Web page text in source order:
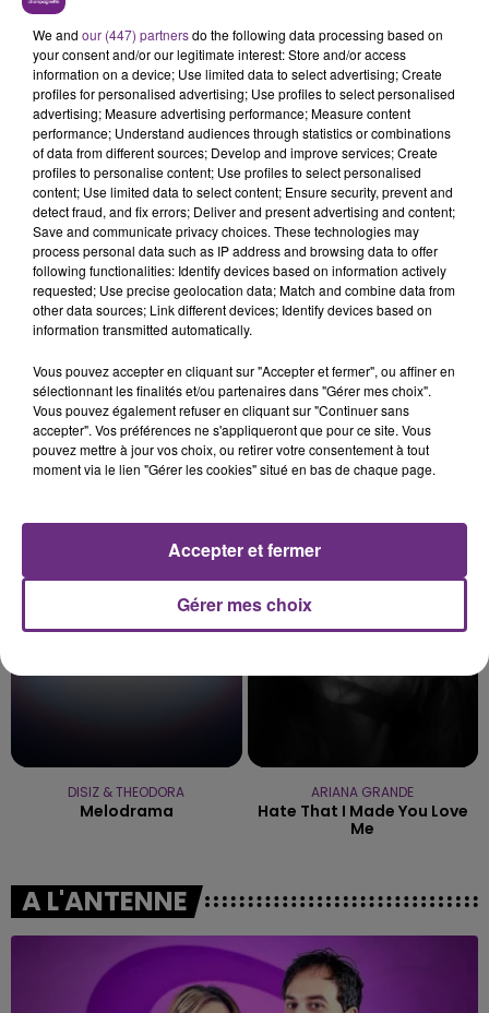
L'INSPECTION DU TRAVAIL RAPPELLE À
L'ORDRE SUR LES CONDITIONS DE...
Alors que les dates de début des vendange 2026
s'est avéré être plus précoce que prévu,
l'inspection du Travail en profite pour rappeler
les conditions de...
TITRES DIFFUSÉS
6h57
6h57
HOZIER
6h55
6h55
DJ GOJA & JASON DERULO &
Mi Chico
DISIZ & THEODORA
Melodrama
ARIANA GRANDE
Hate That I Made You Love
Me
A L'ANTENNE
We and our (447) partnersdo the following data processing based on
your consent and/or our legitimate interest: Store and/or access
information on a device; Use limited data to select advertising; Create
profiles for personalised advertising; Use profiles to select personalised
advertising; Measure advertising performance; Measure content
performance; Understand audiences through statistics or combinations
of data from different sources; Develop and improve services; Create
profiles to personalise content; Use profiles to select personalised
content; Use limited data to select content; Ensure security, prevent and
detect fraud, and fix errors; Deliver and present advertising and content;
Save and communicate privacy choices. These technologies may
process personal data such as IP address and browsing data to offer
following functionalities: Identify devices based on information actively
requested; Use precise geolocation data; Match and combine data from
other data sources; Link different devices; Identify devices based on
information transmitted automatically.
Vous pouvez accepter en cliquant sur "Accepter et fermer", ou affiner en
sélectionnant les finalités et/ou partenaires dans "Gérer mes choix".
Vous pouvez également refuser en cliquant sur "Continuer sans
accepter". Vos préférences ne s'appliqueront que pour ce site. Vous
pouvez mettre à jour vos choix, ou retirer votre consentement à tout
moment via le lien "Gérer les cookies" situé en bas de chaque page.
Gérer mes choix
Accepter et fermer